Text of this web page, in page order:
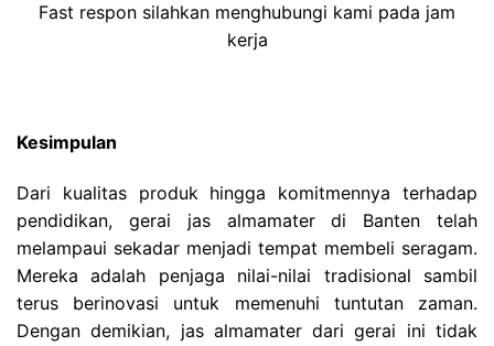
Fast respon silahkan menghubungi kami pada jam
kerja
Kesimpulan
Dari kualitas produk hingga komitmennya terhadap
pendidikan, gerai jas almamater di Banten telah
melampaui sekadar menjadi tempat membeli seragam.
Mereka adalah penjaga nilai-nilai tradisional sambil
terus berinovasi untuk memenuhi tuntutan zaman.
Dengan demikian, jas almamater dari gerai ini tidak